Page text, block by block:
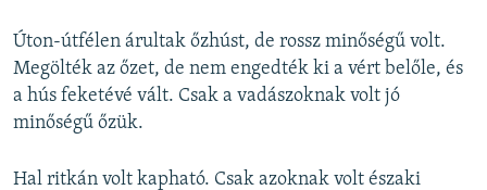
Úton-útfélen árultak őzhúst, de rossz minőségű volt.
Megölték az őzet, de nem engedték ki a vért belőle, és
a hús feketévé vált. Csak a vadászoknak volt jó
minőségű őzük.
Hal ritkán volt kapható. Csak azoknak volt északi